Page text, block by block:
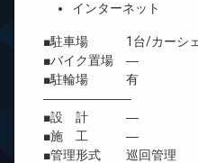
インターネット
■駐車場 1台/カーシ
■バイク置場 ―
■駐輪場 有
―――――――
■設 計 ―
■施 工 ―
■管理形式 巡回管理